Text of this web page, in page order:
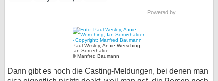
Powered by
Paul Wesley, Annie Wersching,
Ian Somerhalder
© Manfred Baumann
Dann gibt es noch die Casting-Meldungen, bei denen man